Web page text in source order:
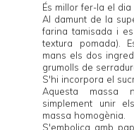
És millor fer-la el dia
Al damunt de la
farina tamisada i
textura pomada).
mans els dos
grumolls de
S'hi incorpora el
Aquesta massa
simplement unir
massa homogènia.
S'embolica amb